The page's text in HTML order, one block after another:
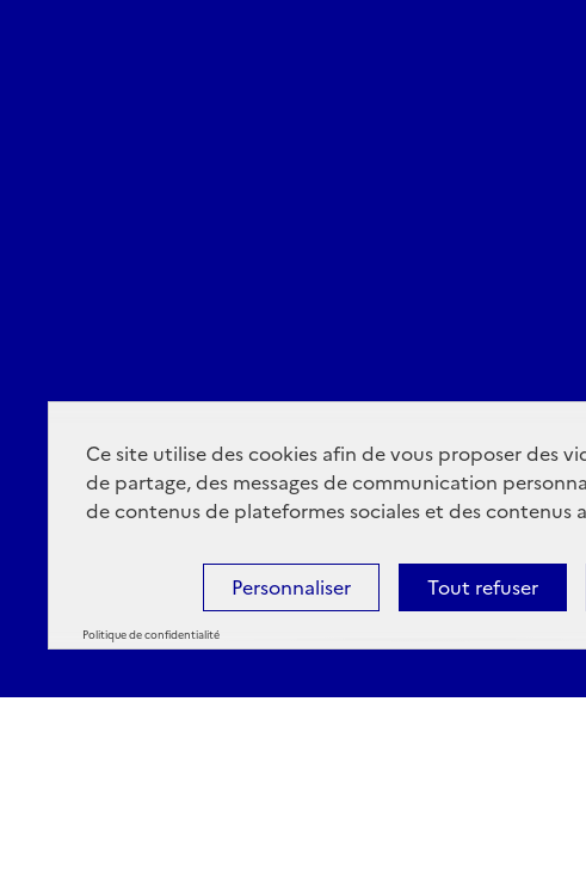
Ce site utilise des cookies afin de vous proposer des
de partage, des messages de communication
de contenus de plateformes sociales et des contenus
Tout refuser
Personnaliser
Politique de confidentialité